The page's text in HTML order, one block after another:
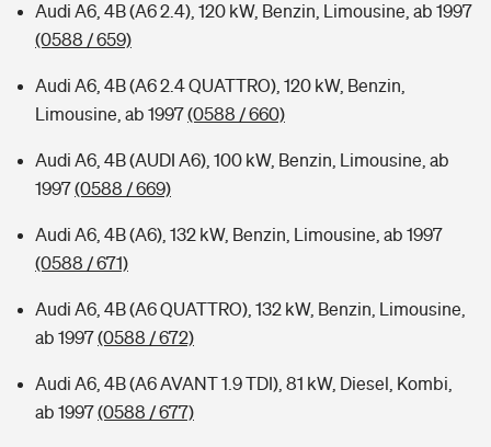
Audi A6, 4B (A6 2.4), 120 kW, Benzin, Limousine, ab 1997
(0588 / 659)
Audi A6, 4B (A6 2.4 QUATTRO), 120 kW, Benzin,
Limousine, ab 1997(0588 / 660)
Audi A6, 4B (AUDI A6), 100 kW, Benzin, Limousine, ab
1997(0588 / 669)
Audi A6, 4B (A6), 132 kW, Benzin, Limousine, ab 1997
(0588 / 671)
Audi A6, 4B (A6 QUATTRO), 132 kW, Benzin, Limousine,
ab 1997(0588 / 672)
Audi A6, 4B (A6 AVANT 1.9 TDI), 81 kW, Diesel, Kombi,
ab 1997(0588 / 677)